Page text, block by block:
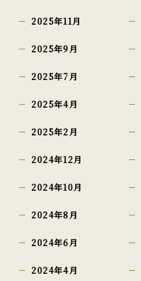
2025年11月
2025年9月
2025年7月
2025年4月
2025年2月
2024年12月
2024年10月
2024年8月
2024年6月
2024年4月